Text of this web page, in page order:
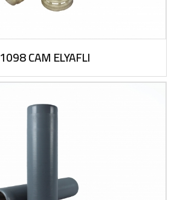
1098 CAM ELYAFLI